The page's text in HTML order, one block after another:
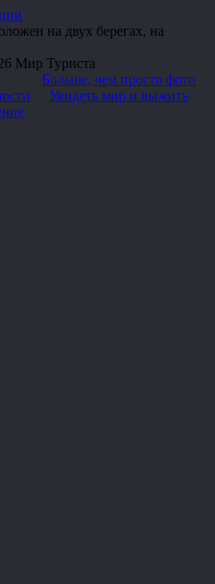
на двух берегах, на
Мир Туриста
Больше, чем просто фото
Увидеть мир и выжить